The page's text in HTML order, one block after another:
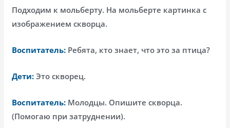
Подходим к мольберту. На мольберте картинка с
изображением скворца.
Воспитатель: Ребята, кто знает, что это за птица?
Дети: Это скворец.
Воспитатель: Молодцы. Опишите скворца.
(Помогаю при затруднении).